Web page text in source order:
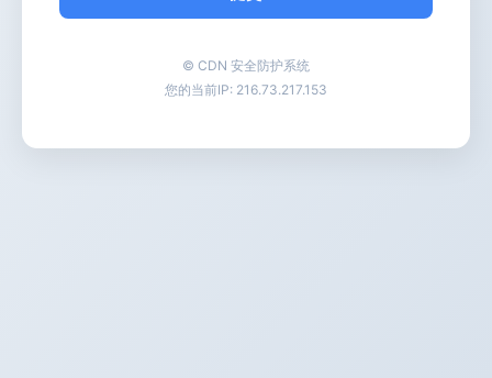
© CDN 安全防护系统
您的当前IP: 216.73.217.153